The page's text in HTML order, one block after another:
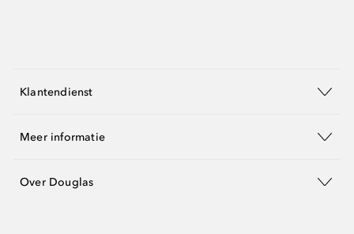
Klantendienst
Meer informatie
Over Douglas